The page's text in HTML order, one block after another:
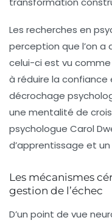
Les recherches en
perception que l’on a
celui-ci est vu comme
à réduire la confiance
décrochage
une mentalité de
psychologue Carol
d’apprentissage et
Les mécanismes
gestion de l’échec
D’un point de vue